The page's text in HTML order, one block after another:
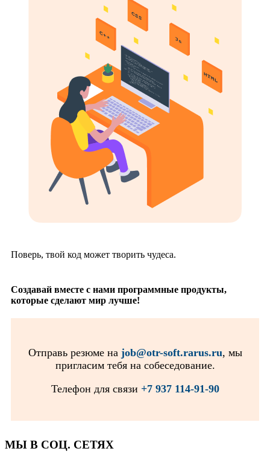
Поверь, твой код может творить чудеса.
Создавай вместе с нами программные продукты,
которые сделают мир лучше!
Отправь резюме на job@otr-soft.rarus.ru, мы
пригласим тебя на собеседование.
Телефон для связи +7 937 114-91-90
МЫ В СОЦ. СЕТЯХ